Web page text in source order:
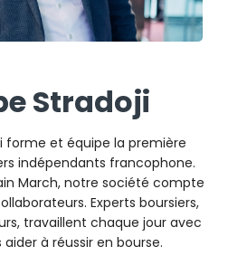
Stradoji
forme et équipe la première
indépendants francophone.
March, notre société compte
Experts boursiers,
travaillent chaque jour avec
à réussir en bourse.